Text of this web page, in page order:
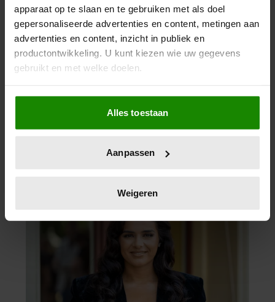
apparaat op te slaan en te gebruiken met als doel
gepersonaliseerde advertenties en content, metingen aan
advertenties en content, inzicht in publiek en
productontwikkeling. U kunt kiezen wie uw gegevens
gebruikt en met welke doelen.
Als u het toestaat, willen we ook graag:
Informatie verzamelen over uw geografische
locatie, die tot een paar meter nauwkeurig kan zijn
scannen op specifieke eigenschappen (fingerprinting)
verwerkt en stel uw voorkeuren in het
intrekken in de Cookieverklaring.
We gebruiken cookies om content en advertenties te
personaliseren, om functies voor social media te bieden
en om ons websiteverkeer te analyseren. Ook delen we
informatie over uw gebruik van onze site met onze
Alles toestaan
Aanpassen
Weigeren